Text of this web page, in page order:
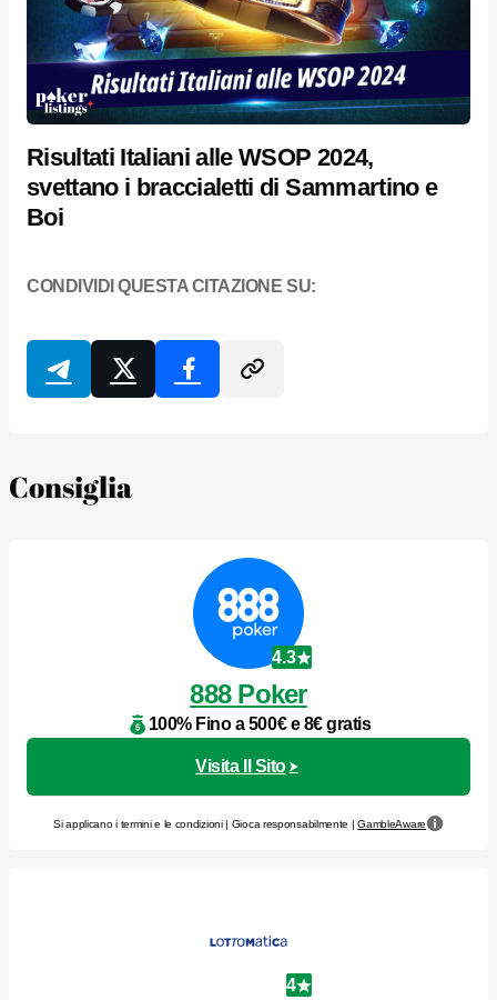
Risultati Italiani alle WSOP 2024,
svettano i braccialetti di Sammartino e
Boi
CONDIVIDI QUESTA CITAZIONE SU:
Consiglia
4.3
888 Poker
100% Fino a 500€ e 8€ gratis
Visita Il Sito
Si applicano i termini e le condizioni | Gioca responsabilmente |GambleAware
4